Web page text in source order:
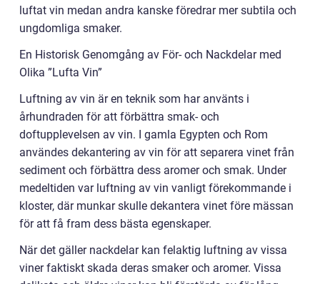
luftat vin medan andra kanske föredrar mer subtila och
ungdomliga smaker.
En Historisk Genomgång av För- och Nackdelar med
Olika ”Lufta Vin”
Luftning av vin är en teknik som har använts i
århundraden för att förbättra smak- och
doftupplevelsen av vin. I gamla Egypten och Rom
användes dekantering av vin för att separera vinet från
sediment och förbättra dess aromer och smak. Under
medeltiden var luftning av vin vanligt förekommande i
kloster, där munkar skulle dekantera vinet före mässan
för att få fram dess bästa egenskaper.
När det gäller nackdelar kan felaktig luftning av vissa
viner faktiskt skada deras smaker och aromer. Vissa